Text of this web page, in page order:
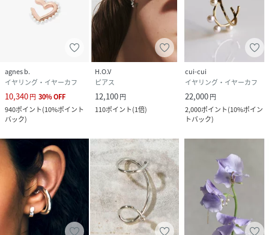
agnes b.
イヤリング・イヤーカフ
10,340円 30%OFF
940ポイント(10%ポイント
バック)
H.O.V
ピアス
12,100円
110ポイント(1倍)
cui-cui
イヤリング・イヤーカフ
22,000円
2,000ポイント(10%ポイン
トバック)